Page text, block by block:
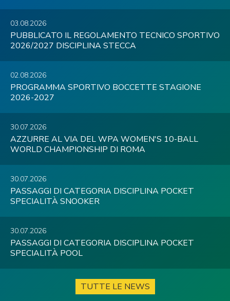
03.08.2026
PUBBLICATO IL REGOLAMENTO TECNICO SPORTIVO
2026/2027 DISCIPLINA STECCA
02.08.2026
PROGRAMMA SPORTIVO BOCCETTE STAGIONE
2026-2027
30.07.2026
AZZURRE AL VIA DEL WPA WOMEN'S 10-BALL
WORLD CHAMPIONSHIP DI ROMA
30.07.2026
PASSAGGI DI CATEGORIA DISCIPLINA POCKET
SPECIALITÀ SNOOKER
30.07.2026
PASSAGGI DI CATEGORIA DISCIPLINA POCKET
SPECIALITÀ POOL
TUTTE LE NEWS